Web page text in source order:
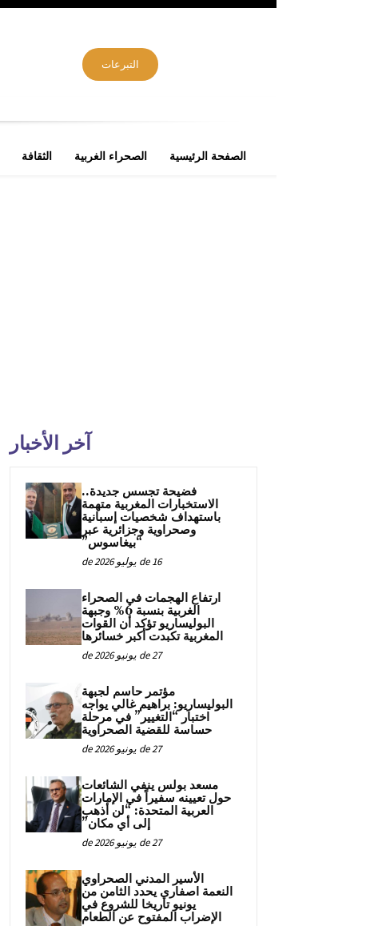
التبرعات
الصفحة الرئيسية الصحراء الغربية الثقافة
آخر الأخبار
فضيحة تجسس جديدة..
الاستخبارات المغربية متهمة
باستهداف شخصيات إسبانية
وصحراوية وجزائرية عبر
“بيغاسوس”
16 de يوليو de 2026
ارتفاع الهجمات في الصحراء
الغربية بنسبة 6% وجبهة
البوليساريو تؤكد أن القوات
المغربية تكبدت أكبر خسائرها
27 de يونيو de 2026
مؤتمر حاسم لجبهة
البوليساريو: براهيم غالي يواجه
اختبار “التغيير” في مرحلة
حساسة للقضية الصحراوية
27 de يونيو de 2026
مسعد بولس ينفي الشائعات
حول تعيينه سفيراً في الإمارات
العربية المتحدة: “لن أذهب
إلى أي مكان”
27 de يونيو de 2026
الأسير المدني الصحراوي
النعمة اصفاري يحدد الثامن من
يونيو تاريخا للشروع في
الإضراب المفتوح عن الطعام